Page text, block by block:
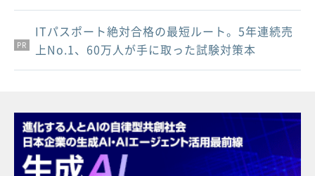
PR
PR
PR
ITパスポート絶対合格の最短ルート。5年連続売
上No.1、60万人が手に取った試験対策本